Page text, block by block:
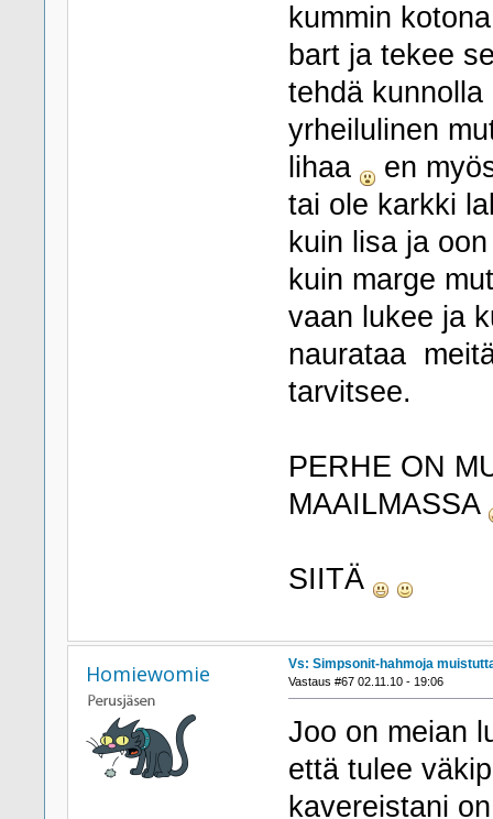
kummin
bart ja tekee
tehdä
yrheilulinen
lihaa
en
tai ole karkki
kuin lisa ja
kuin marge
vaan lukee ja
naurataa
tarvitsee.
PERHE ON
MAAILMASSA
SIITÄ
Homiewomie Vs: Simpsonit-hahmoja
Vastaus #67 02.11.10 - 19:06
Joo on meian
että tulee
kavereistani